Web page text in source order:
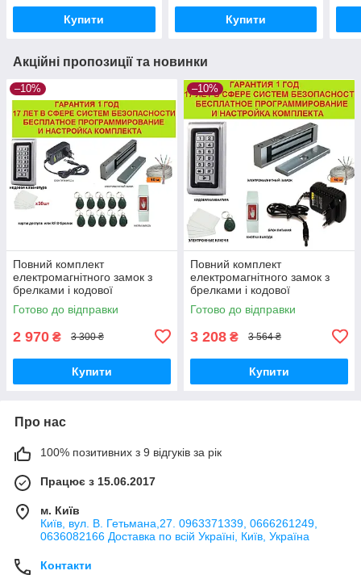
Купити Купити
Акційні пропозиції та новинки
–10%
Повний комплект
електромагнітного замок з
брелками і кодової
клавіатурою
Готово до відправки
2 970 ₴ 3 300 ₴
Купити
–10%
Повний комплект
електромагнітного замок з
брелками і кодової
клавіатурою
Готово до відправки
3 208 ₴ 3 564 ₴
Купити
Про нас
100% позитивних з 9 відгуків за рік
Працює з 15.06.2017
м. Київ
Київ, вул. В. Гетьмана,27. 0963371339, 0666261249,
0636082166 Доставка по всій Україні, Київ, Україна
Контакти